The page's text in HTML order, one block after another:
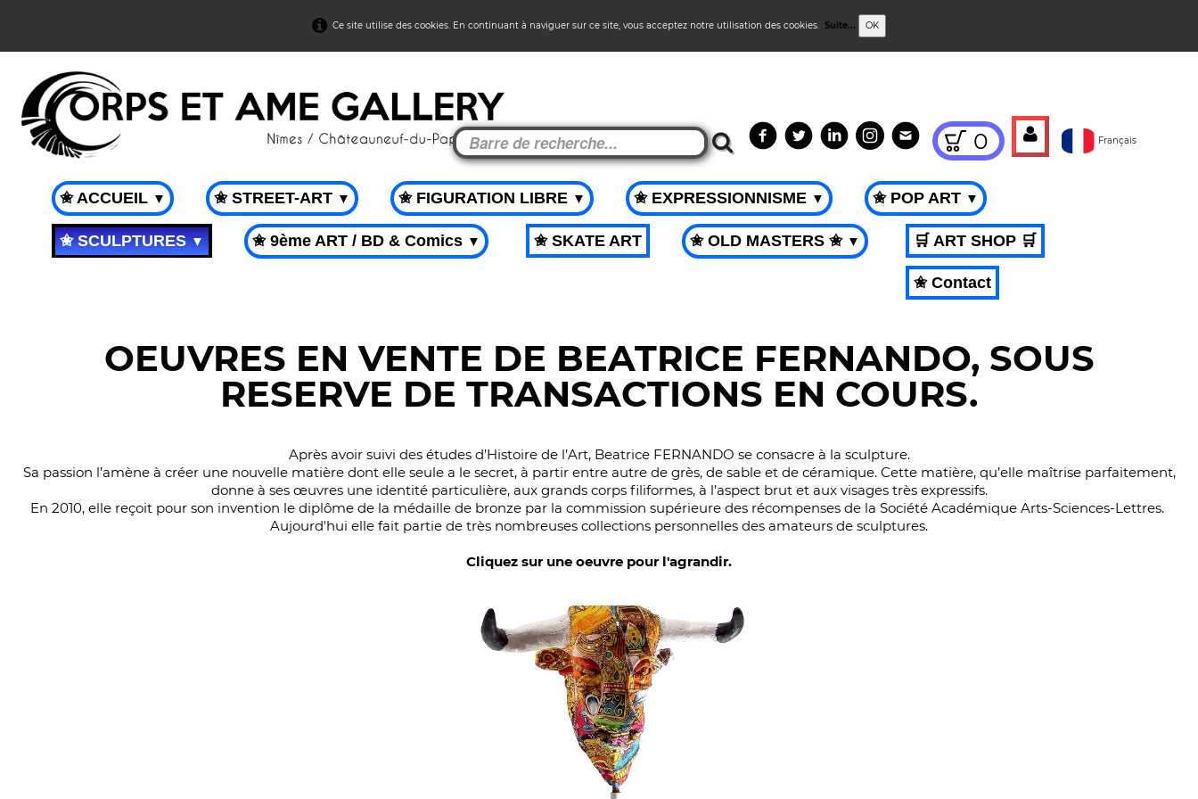
Ce site utilise des cookies. En continuant à naviguer sur ce site, vous acceptez notre utilisation des cookies. Suite... OK
0 Français
✬ ACCUEIL ▼ ✬ STREET-ART ▼ ✬ FIGURATION LIBRE ▼ ✬ EXPRESSIONNISME ▼ ✬ POP ART ▼
✬ SCULPTURES▼ ✬ 9ème ART / BD & Comics ▼ ✬ SKATE ART ✬ OLD MASTERS ✬ ▼ 🛒 ART SHOP 🛒
✬ Contact
OEUVRES EN VENTE DE BEATRICE FERNANDO, SOUS
RESERVE DE TRANSACTIONS EN COURS.
Après avoir suivi des études d’Histoire de l’Art, Beatrice FERNANDO se consacre à la sculpture.
Sa passion l’amène à créer une nouvelle matière dont elle seule a le secret, à partir entre autre de grès, de sable et de céramique. Cette matière, qu’elle maîtrise parfaitement,
donne à ses œuvres une identité particulière, aux grands corps filiformes, à l’aspect brut et aux visages très expressifs.
En 2010, elle reçoit pour son invention le diplôme de la médaille de bronze par la commission supérieure des récompenses de la Société Académique Arts-Sciences-Lettres.
Aujourd'hui elle fait partie de très nombreuses collections personnelles des amateurs de sculptures.
Cliquez sur une oeuvre pour l'agrandir.